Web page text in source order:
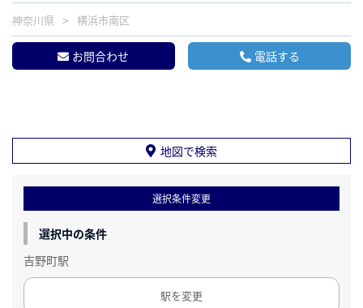
神奈川県 横浜市南区
お問合わせ 電話する
地図で検索
選択条件変更
選択中の条件
吉野町駅
駅を変更